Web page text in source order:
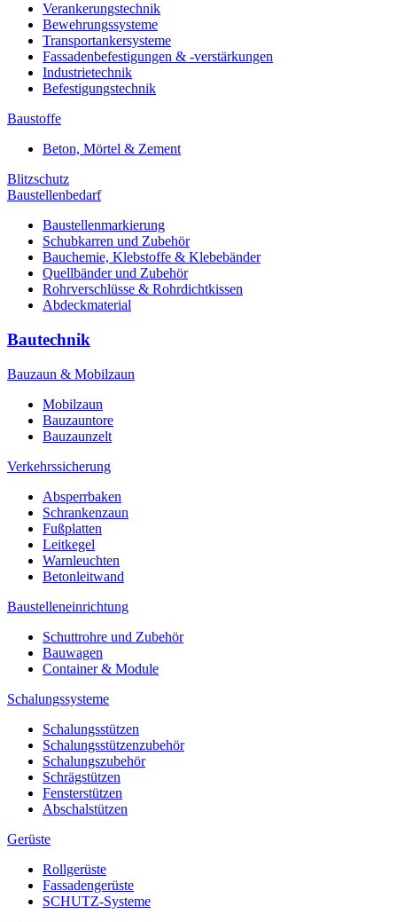
Verankerungstechnik
Bewehrungssysteme
Transportankersysteme
Fassadenbefestigungen & -verstärkungen
Industrietechnik
Befestigungstechnik
Baustoffe
Beton, Mörtel & Zement
Blitzschutz
Baustellenbedarf
Baustellenmarkierung
Schubkarren und Zubehör
Bauchemie, Klebstoffe & Klebebänder
Quellbänder und Zubehör
Rohrverschlüsse & Rohrdichtkissen
Abdeckmaterial
Bautechnik
Bauzaun & Mobilzaun
Mobilzaun
Bauzauntore
Bauzaunzelt
Verkehrssicherung
Absperrbaken
Schrankenzaun
Fußplatten
Leitkegel
Warnleuchten
Betonleitwand
Baustelleneinrichtung
Schuttrohre und Zubehör
Bauwagen
Container & Module
Schalungssysteme
Schalungsstützen
Schalungsstützenzubehör
Schalungszubehör
Schrägstützen
Fensterstützen
Abschalstützen
Gerüste
Rollgerüste
Fassadengerüste
SCHUTZ-Systeme